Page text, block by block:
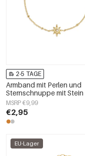
2-5 TAGE
Armband mit Perlen und
Sternschnuppe mit Stein
MSRP €9,99
€2,95
EU-Lager